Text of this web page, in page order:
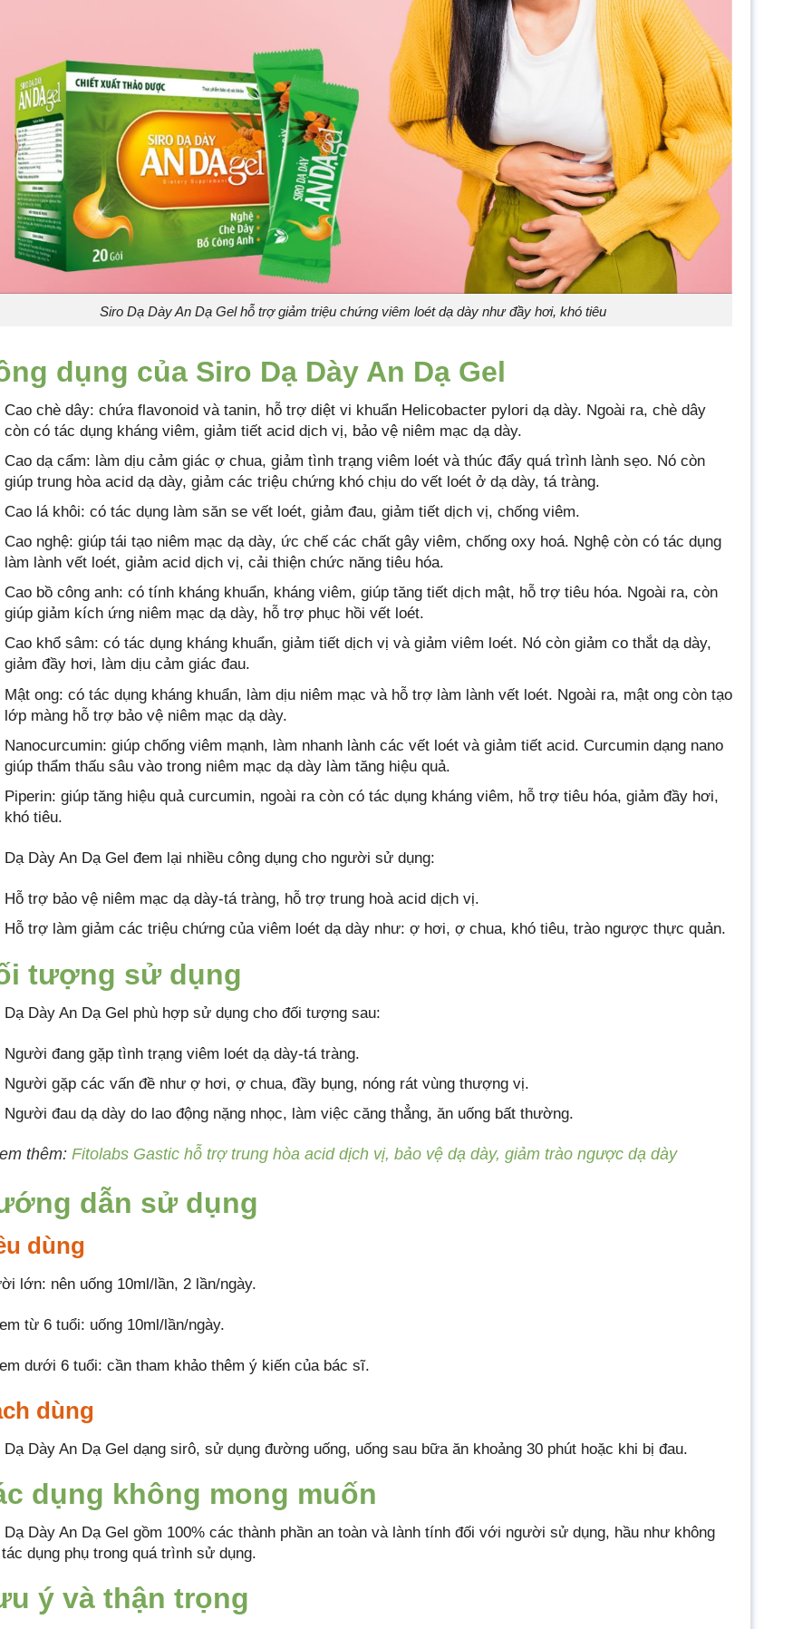
Siro Dạ Dày An Dạ Gel hỗ trợ giảm triệu chứng viêm loét dạ dày như đầy hơi, khó tiêu
dụng của Siro Dạ Dày An Dạ Gel
Cao chè dây: chứa flavonoid và tanin, hỗ trợ diệt vi khuẩn Helicobacter pylori dạ dày. Ngoài ra, chè dây
còn có tác dụng kháng viêm, giảm tiết acid dịch vị, bảo vệ niêm mạc dạ dày.
Cao dạ cẩm: làm dịu cảm giác ợ chua, giảm tình trạng viêm loét và thúc đẩy quá trình lành sẹo. Nó còn
giúp trung hòa acid dạ dày, giảm các triệu chứng khó chịu do vết loét ở dạ dày, tá tràng.
Cao lá khôi: có tác dụng làm săn se vết loét, giảm đau, giảm tiết dịch vị, chống viêm.
Cao nghệ: giúp tái tạo niêm mạc dạ dày, ức chế các chất gây viêm, chống oxy hoá. Nghệ còn có tác dụng
làm lành vết loét, giảm acid dịch vị, cải thiện chức năng tiêu hóa.
Cao bồ công anh: có tính kháng khuẩn, kháng viêm, giúp tăng tiết dịch mật, hỗ trợ tiêu hóa. Ngoài ra, còn
giúp giảm kích ứng niêm mạc dạ dày, hỗ trợ phục hồi vết loét.
Cao khổ sâm: có tác dụng kháng khuẩn, giảm tiết dịch vị và giảm viêm loét. Nó còn giảm co thắt dạ dày,
giảm đầy hơi, làm dịu cảm giác đau.
Mật ong: có tác dụng kháng khuẩn, làm dịu niêm mạc và hỗ trợ làm lành vết loét. Ngoài ra, mật ong còn tạo
lớp màng hỗ trợ bảo vệ niêm mạc dạ dày.
Nanocurcumin: giúp chống viêm mạnh, làm nhanh lành các vết loét và giảm tiết acid. Curcumin dạng nano
giúp thẩm thấu sâu vào trong niêm mạc dạ dày làm tăng hiệu quả.
Piperin: giúp tăng hiệu quả curcumin, ngoài ra còn có tác dụng kháng viêm, hỗ trợ tiêu hóa, giảm đầy hơi,
khó tiêu.
Dạ Dày An Dạ Gel đem lại nhiều công dụng cho người sử dụng:
Hỗ trợ bảo vệ niêm mạc dạ dày-tá tràng, hỗ trợ trung hoà acid dịch vị.
Hỗ trợ làm giảm các triệu chứng của viêm loét dạ dày như: ợ hơi, ợ chua, khó tiêu, trào ngược thực quản.
tượng sử dụng
Dạ Dày An Dạ Gel phù hợp sử dụng cho đối tượng sau:
Người đang gặp tình trạng viêm loét dạ dày-tá tràng.
Người gặp các vấn đề như ợ hơi, ợ chua, đầy bụng, nóng rát vùng thượng vị.
Người đau dạ dày do lao động nặng nhọc, làm việc căng thẳng, ăn uống bất thường.
thêm: Fitolabs Gastic hỗ trợ trung hòa acid dịch vị, bảo vệ dạ dày, giảm trào ngược dạ dày
dẫn sử dụng
dùng
lớn: nên uống 10ml/lần, 2 lần/ngày.
từ 6 tuổi: uống 10ml/lần/ngày.
dưới 6 tuổi: cần tham khảo thêm ý kiến của bác sĩ.
dùng
Dạ Dày An Dạ Gel dạng sirô, sử dụng đường uống, uống sau bữa ăn khoảng 30 phút hoặc khi bị đau.
dụng không mong muốn
Dạ Dày An Dạ Gel gồm 100% các thành phần an toàn và lành tính đối với người sử dụng, hầu như không
dụng phụ trong quá trình sử dụng.
ý và thận trọng